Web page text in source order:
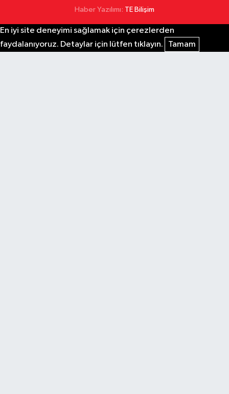
Haber Yazılımı: TE Bilişim
En iyi site deneyimi sağlamak için çerezlerden
faydalanıyoruz. Detaylar için lütfen tıklayın.
Tamam